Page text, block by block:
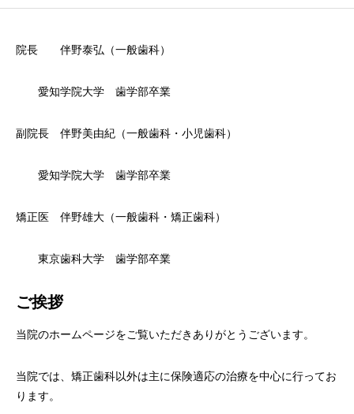
院長 伴野泰弘（一般歯科）
愛知学院大学 歯学部卒業
副院長 伴野美由紀（一般歯科・小児歯科）
愛知学院大学 歯学部卒業
矯正医 伴野雄大（一般歯科・矯正歯科）
東京歯科大学 歯学部卒業
ご挨拶
当院のホームページをご覧いただきありがとうございます。
当院では、矯正歯科以外は主に保険適応の治療を中心に行ってお
ります。